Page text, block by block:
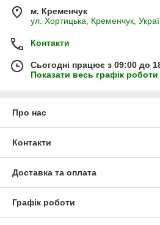
м. Кременчук
ул. Хортицька, Кременчук,
Контакти
Сьогодні працює з 09:00 до
Показати весь графік роботи
Про нас
Контакти
Доставка та оплата
Графік роботи